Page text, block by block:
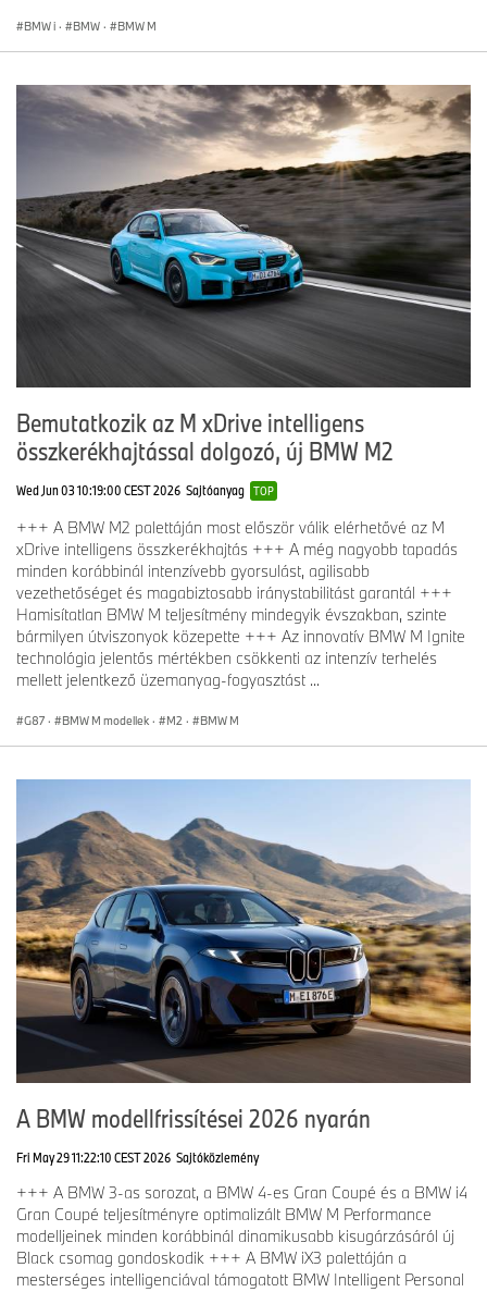
BMW i · BMW · BMW M
Bemutatkozik az M xDrive intelligens
összkerékhajtással dolgozó, új BMW M2
Wed Jun 03 10:19:00 CEST 2026 Sajtóanyag TOP
+++ A BMW M2 palettáján most először válik elérhetővé az M
xDrive intelligens összkerékhajtás +++ A még nagyobb tapadás
minden korábbinál intenzívebb gyorsulást, agilisabb
vezethetőséget és magabiztosabb iránystabilitást garantál +++
Hamisítatlan BMW M teljesítmény mindegyik évszakban, szinte
bármilyen útviszonyok közepette +++ Az innovatív BMW M Ignite
technológia jelentős mértékben csökkenti az intenzív terhelés
mellett jelentkező üzemanyag-fogyasztást ...
G87 · BMW M modellek · M2 · BMW M
A BMW modellfrissítései 2026 nyarán
Fri May 29 11:22:10 CEST 2026 Sajtóközlemény
+++ A BMW 3-as sorozat, a BMW 4-es Gran Coupé és a BMW i4
Gran Coupé teljesítményre optimalizált BMW M Performance
modelljeinek minden korábbinál dinamikusabb kisugárzásáról új
Black csomag gondoskodik +++ A BMW iX3 palettáján a
mesterséges intelligenciával támogatott BMW Intelligent Personal